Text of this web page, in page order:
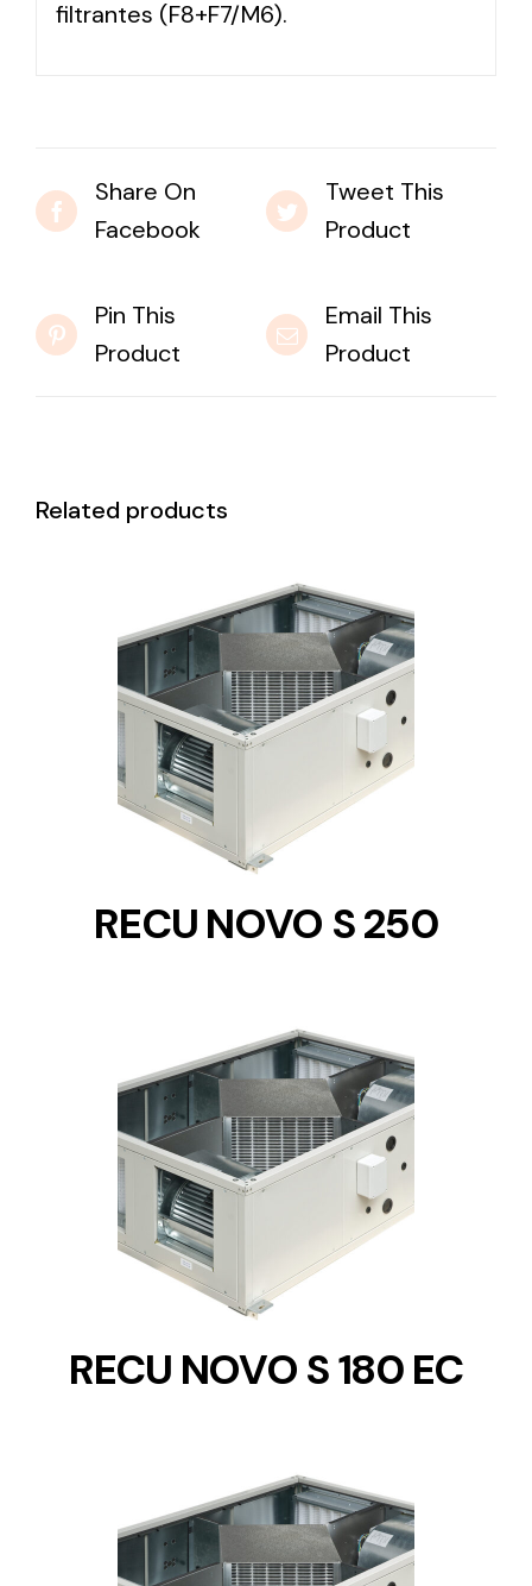
filtrantes (F8+F7/M6).
Share On
Facebook
Tweet This
Product
Pin This
Product
Email This
Product
Related products
DETAILS
RECU NOVO S 250
DETAILS
RECU NOVO S 180 EC